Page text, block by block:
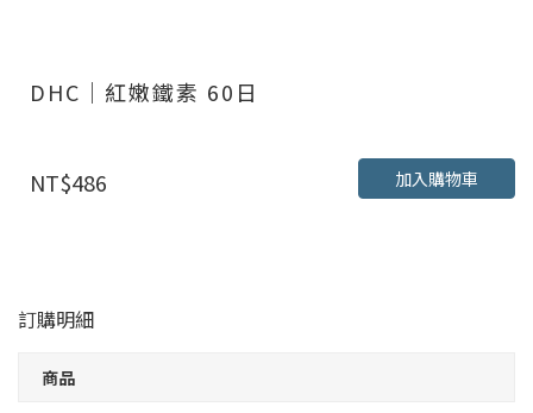
DHC｜紅嫩鐵素 60日
NT$486 加入購物車
訂購明細
商品